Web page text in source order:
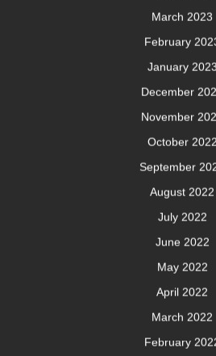
March 2023
February
January 2023
December
November
October 2022
September
August 2022
July 2022
June 2022
May 2022
April 2022
March 2022
February